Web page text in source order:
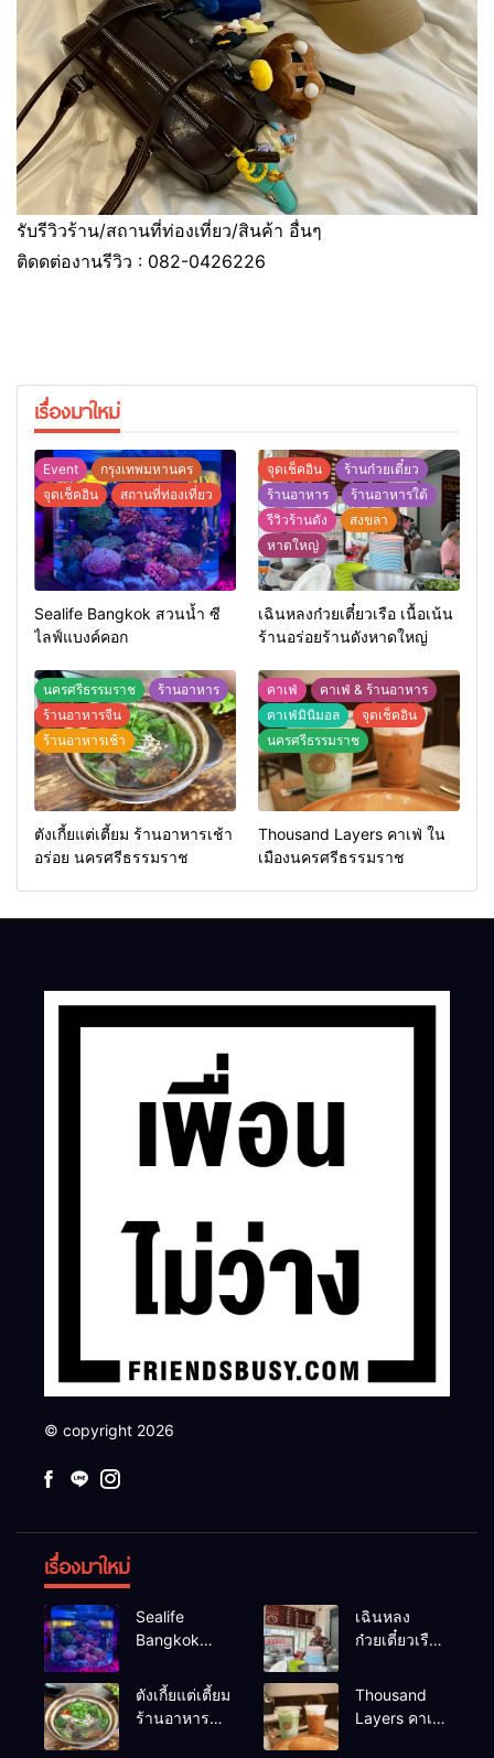
รับรีวิวร้าน/สถานที่ท่องเที่ยว/สินค้า อื่นๆ
ติดดต่องานรีวิว : 082-0426226
เรื่องมาใหม่
Event
กรุงเทพมหานคร
จุดเช็คอิน
สถานที่ท่องเที่ยว
Sealife Bangkok สวนน้ำ ซี
ไลฟ์แบงค์คอก
จุดเช็คอิน
ร้านก๋วยเตี๋ยว
ร้านอาหาร
ร้านอาหารใต้
รีวิวร้านดัง
สงขลา
หาดใหญ่
เฉินหลงก๋วยเตี๋ยวเรือ เนื้อเน้น
ร้านอร่อยร้านดังหาดใหญ่
นครศรีธรรมราช
ร้านอาหาร
ร้านอาหารจีน
ร้านอาหารเช้า
ตังเกี้ยแต่เตี้ยม ร้านอาหารเช้า
อร่อย นครศรีธรรมราช
คาเฟ่
คาเฟ่ & ร้านอาหาร
คาเฟ่มินิมอล
จุดเช็คอิน
นครศรีธรรมราช
Thousand Layers คาเฟ่ ใน
เมืองนครศรีธรรมราช
© copyright 2026
เรื่องมาใหม่
Sealife
Bangkok
แบงค์คอก
เฉินหลง
ก๋วยเตี๋ยวเรือ
อร่อยร้านดัง
หาดใหญ่
ตังเกี้ยแต่เตี้ยม
ร้านอาหาร
Thousand
Layers คาเฟ่